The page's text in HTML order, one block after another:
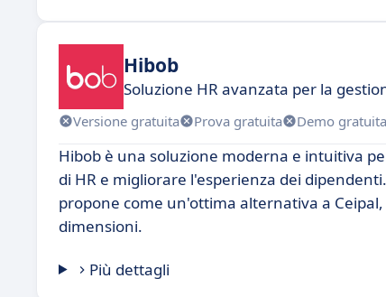
Hibob
Soluzione HR avanzata per la
Versione gratuita Prova gratuita Demo gratuita
Hibob è una soluzione moderna e intuitiva
di HR e migliorare l'esperienza dei
propone come un'ottima alternativa a
dimensioni.
Più dettagli